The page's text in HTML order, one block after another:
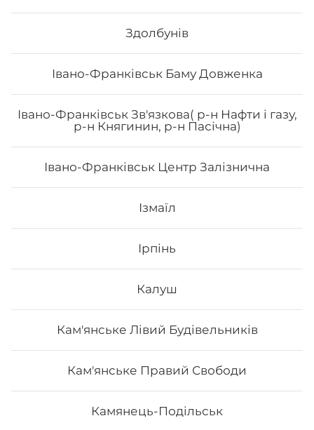
Здолбунів
Івано-Франківськ Баму Довженка
Івано-Франківськ Зв'язкова( р-н Нафти і газу,
р-н Княгинин, р-н Пасічна)
Івано-Франківськ Центр Залізнична
Ізмаїл
Ірпінь
Калуш
Кам'янське Лівий Будівельників
Кам'янське Правий Свободи
Камянець-Подільськ
Макі Філа
Вага: 115 г Склад: норі, рис, сир філа
68₴ Хочу